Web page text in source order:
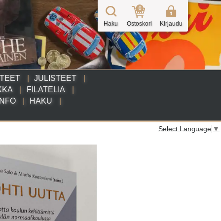
JULISTEET
FILATELIA
HAKU
Haku
0
Ostoskori Kirjaudu
Select Language ▼